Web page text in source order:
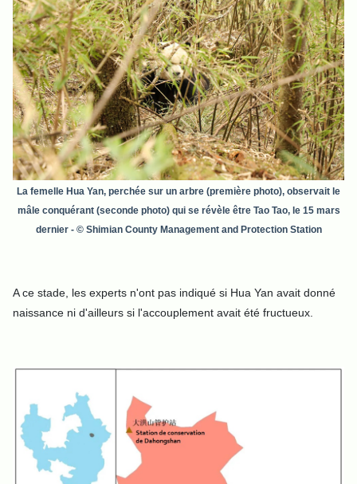
La femelle Hua Yan, perchée sur un arbre (première photo), observait le
mâle conquérant (seconde photo) qui se révèle être Tao Tao, le 15 mars
dernier - © Shimian County Management and Protection Station
A ce stade, les experts n'ont pas indiqué si Hua Yan avait donné
naissance ni d'ailleurs si l'accouplement avait été fructueux.